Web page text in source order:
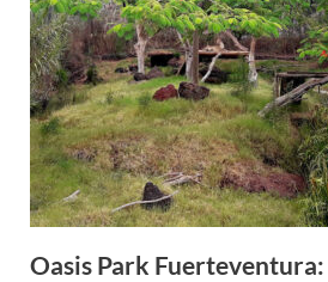
Oasis Park Fuerteventura: